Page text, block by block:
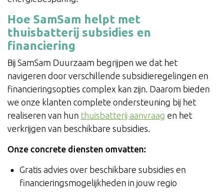
Hoe SamSam helpt met
thuisbatterij subsidies en
financiering
Bij SamSam Duurzaam begrijpen we dat het
navigeren door verschillende subsidieregelingen en
financieringsopties complex kan zijn. Daarom bieden
we onze klanten complete ondersteuning bij het
realiseren van hun thuisbatterij aanvraag en het
verkrijgen van beschikbare subsidies.
Onze concrete diensten omvatten:
Gratis advies over beschikbare subsidies en
financieringsmogelijkheden in jouw regio